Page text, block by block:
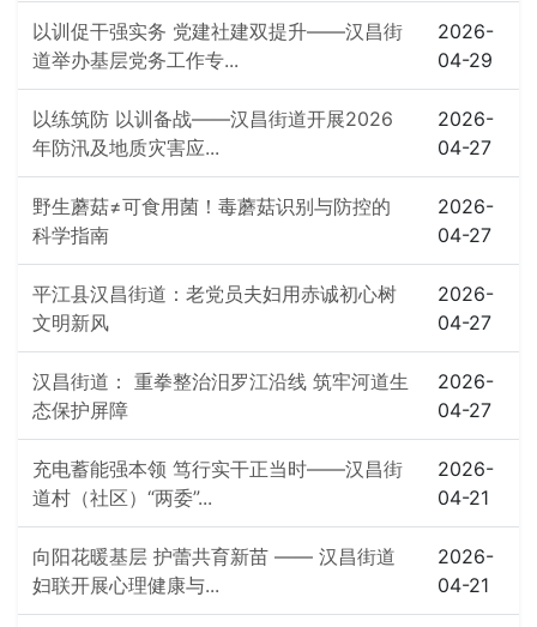
以训促干强实务 党建社建双提升——汉昌街
道举办基层党务工作专...
2026-
04-29
以练筑防 以训备战——汉昌街道开展2026
年防汛及地质灾害应...
2026-
04-27
野生蘑菇≠可食用菌！毒蘑菇识别与防控的
科学指南
2026-
04-27
平江县汉昌街道：老党员夫妇用赤诚初心树
文明新风
2026-
04-27
汉昌街道： 重拳整治汨罗江沿线 筑牢河道生
态保护屏障
2026-
04-27
充电蓄能强本领 笃行实干正当时——汉昌街
道村（社区）“两委”...
2026-
04-21
向阳花暖基层 护蕾共育新苗 —— 汉昌街道
妇联开展心理健康与...
2026-
04-21